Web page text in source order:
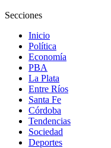
Secciones
Inicio
Política
Economía
PBA
La Plata
Entre Ríos
Santa Fe
Córdoba
Tendencias
Sociedad
Deportes